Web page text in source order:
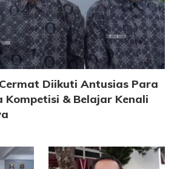
Diikuti Antusias Para
Kompetisi & Belajar Kenali